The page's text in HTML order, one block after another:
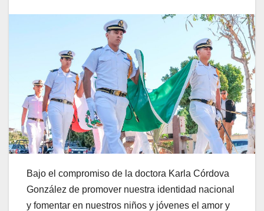
Bajo el compromiso de la doctora Karla Córdova
González de promover nuestra identidad nacional
y fomentar en nuestros niños y jóvenes el amor y